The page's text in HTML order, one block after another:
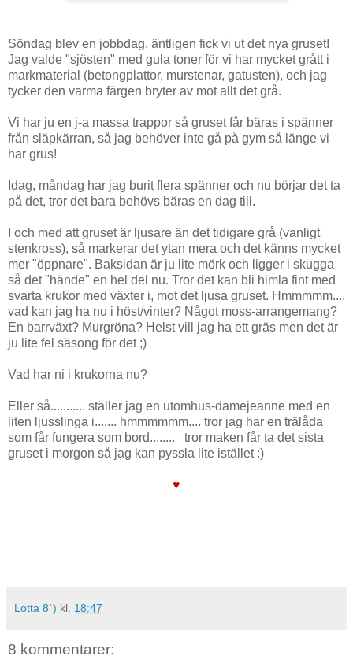
Söndag blev en jobbdag, äntligen fick vi ut det nya gruset!
Jag valde "sjösten" med gula toner för vi har mycket grått i
markmaterial (betongplattor, murstenar, gatusten), och jag
tycker den varma färgen bryter av mot allt det grå.
Vi har ju en j-a massa trappor så gruset får bäras i spänner
från släpkärran, så jag behöver inte gå på gym så länge vi
har grus!
Idag, måndag har jag burit flera spänner och nu börjar det ta
på det, tror det bara behövs bäras en dag till.
I och med att gruset är ljusare än det tidigare grå (vanligt
stenkross), så markerar det ytan mera och det känns mycket
mer "öppnare". Baksidan är ju lite mörk och ligger i skugga
så det "hände" en hel del nu. Tror det kan bli himla fint med
svarta krukor med växter i, mot det ljusa gruset. Hmmmmm....
vad kan jag ha nu i höst/vinter? Något moss-arrangemang?
En barrväxt? Murgröna? Helst vill jag ha ett gräs men det är
ju lite fel säsong för det ;)
Vad har ni i krukorna nu?
Eller så........... ställer jag en utomhus-damejeanne med en
liten ljusslinga i....... hmmmmmm.... tror jag har en trälåda
som får fungera som bord........ tror maken får ta det sista
gruset i morgon så jag kan pyssla lite istället :)
♥
Lotta 8`) kl. 18:47
8 kommentarer: